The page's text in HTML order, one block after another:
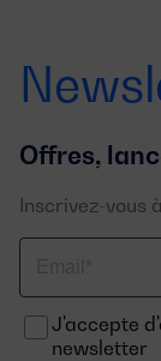
Offres,
Inscrivez-vous
J'accepte
newsletter